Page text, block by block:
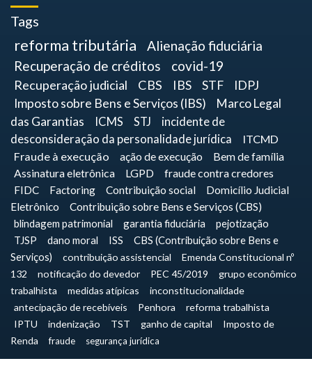
Tags
reforma tributária
Alienação fiduciária
Recuperação de créditos
covid-19
Recuperação judicial CBS IBS STF
IDPJ
Imposto sobre Bens e Serviços (IBS)
Marco Legal
das Garantias
ICMS STJ
incidente de
desconsideração da personalidade jurídica
ITCMD
Fraude à execução
ação de execução
Bem de família
Assinatura eletrônica
LGPD fraude contra credores
FIDC Factoring Contribuição social
Domicílio Judicial
Eletrônico
Contribuição sobre Bens e Serviços (CBS)
blindagem patrimonial
garantia fiduciária
pejotização
TJSP
dano moral ISS
CBS (Contribuição sobre Bens e
Serviços)
contribuição assistencial
Emenda Constitucional nº
132
notificação do devedor PEC 45/2019
grupo econômico
trabalhista
medidas atípicas
inconstitucionalidade
antecipação de recebíveis
Penhora
reforma trabalhista
IPTU
indenização TST ganho de capital
Imposto de
Renda
fraude segurança jurídica